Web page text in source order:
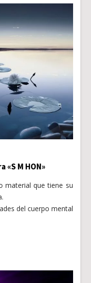
M HON»
material que tiene su
del cuerpo mental